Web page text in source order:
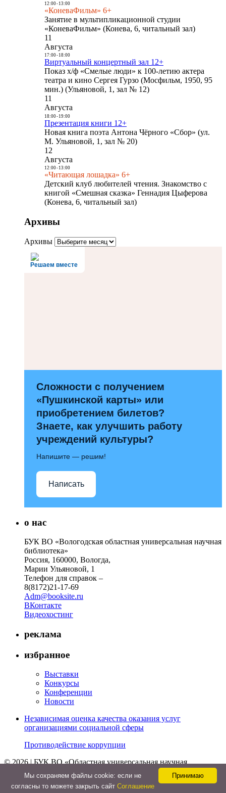
12:00- 13:00
«КоневаФильм» 6+
Занятие в мультипликационной студии
«КоневаФильм» (Конева, 6, читальный зал)
11
Августа
17:00- 18:00
Виртуальный концертный зал 12+
Показ х/ф «Смелые люди» к 100-летию актера
театра и кино Сергея Гурзо (Мосфильм, 1950, 95
мин.) (Ульяновой, 1, зал № 12)
11
Августа
18:00- 19:00
Презентация книги 12+
Новая книга поэта Антона Чёрного «Сбор» (ул.
М. Ульяновой, 1, зал № 20)
12
Августа
12:00- 13:00
«Читающая лошадка» 6+
Детский клуб любителей чтения. Знакомство с
книгой «Смешная сказка» Геннадия Цыферова
(Конева, 6, читальный зал)
Архивы
Архивы
Решаем вместе
Сложности с получением
«Пушкинской карты» или
приобретением билетов?
Знаете, как улучшить работу
учреждений культуры?
Напишите — решим!
Написать
о нас
БУК ВО «Вологодская областная универсальная научная
библиотека»
Россия, 160000, Вологда,
Марии Ульяновой, 1
Телефон для справок –
8(8172)21-17-69
Adm@booksite.ru
ВКонтакте
Видеохостинг
реклама
избранное
Выставки
Конкурсы
Конференции
Новости
Независимая оценка качества оказания услуг
организациями социальной сферы
Противодействие коррупции
© 2026 | БУК ВО «Областная универсальная научная
библиотека»
Принимаю
Мы cохраняем файлы cookie: если не
согласны то можете закрыть сайт Соглашение